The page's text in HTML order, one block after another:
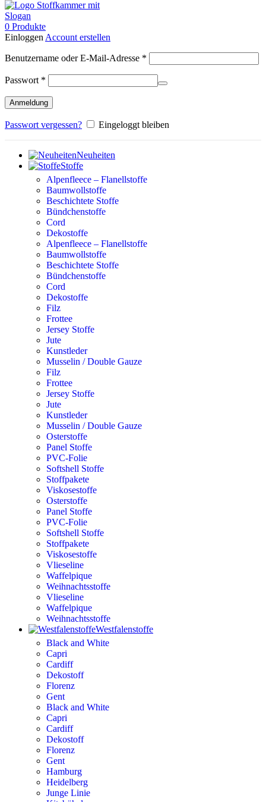
0 Produkte
Einloggen Account erstellen
Benutzername oder E-Mail-Adresse *
Passwort *
Anmeldung
Passwort vergessen? Eingeloggt bleiben
Neuheiten
Stoffe
Alpenfleece – Flanellstoffe
Baumwollstoffe
Beschichtete Stoffe
Bündchenstoffe
Cord
Dekostoffe
Alpenfleece – Flanellstoffe
Baumwollstoffe
Beschichtete Stoffe
Bündchenstoffe
Cord
Dekostoffe
Filz
Frottee
Jersey Stoffe
Jute
Kunstleder
Musselin / Double Gauze
Filz
Frottee
Jersey Stoffe
Jute
Kunstleder
Musselin / Double Gauze
Osterstoffe
Panel Stoffe
PVC-Folie
Softshell Stoffe
Stoffpakete
Viskosestoffe
Osterstoffe
Panel Stoffe
PVC-Folie
Softshell Stoffe
Stoffpakete
Viskosestoffe
Vlieseline
Waffelpique
Weihnachtsstoffe
Vlieseline
Waffelpique
Weihnachtsstoffe
Westfalenstoffe
Black and White
Capri
Cardiff
Dekostoff
Florenz
Gent
Black and White
Capri
Cardiff
Dekostoff
Florenz
Gent
Hamburg
Heidelberg
Junge Linie